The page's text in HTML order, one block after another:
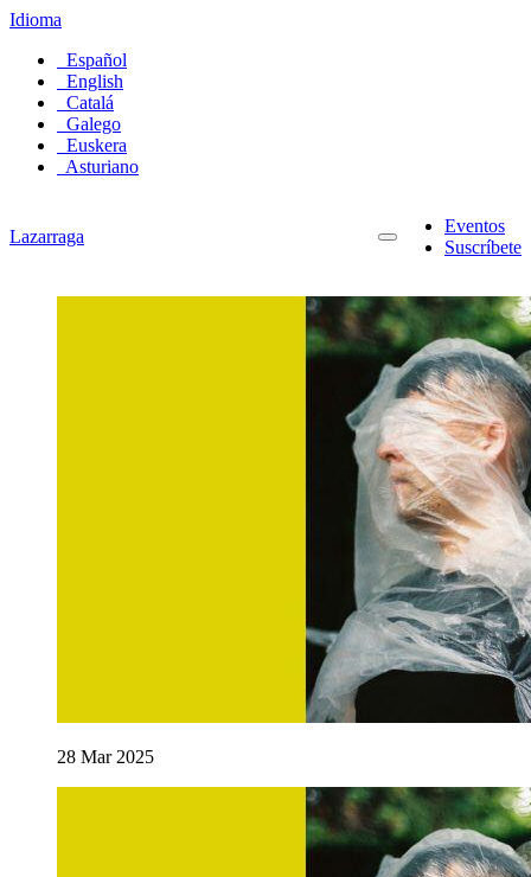
Idioma
Español
English
Catalá
Galego
Euskera
Asturiano
Lazarraga
Eventos
Suscríbete
28 Mar 2025